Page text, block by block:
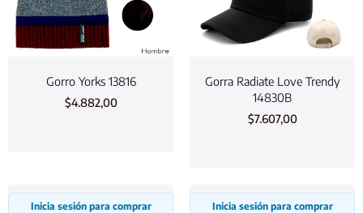
Gorro Yorks 13816
$4.882,00
Gorra Radiate Love Trendy
14830B
$7.607,00
Inicia sesión para comprar Inicia sesión para comprar